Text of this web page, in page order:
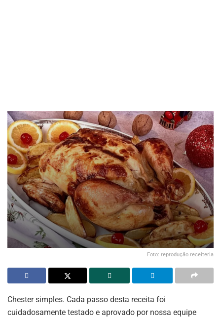
Foto: reprodução receiteria
Chester simples. Cada passo desta receita foi
cuidadosamente testado e aprovado por nossa equipe